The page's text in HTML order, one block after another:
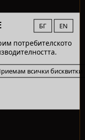
БГ EN
потребителското
всички бисквитки